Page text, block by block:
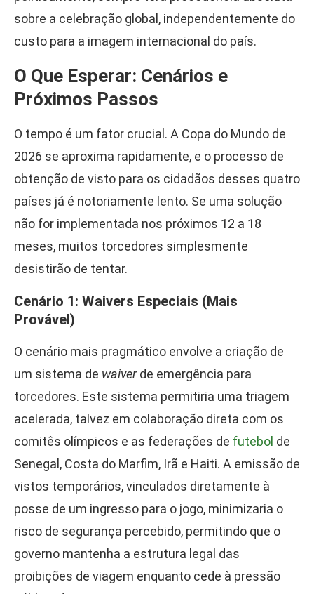
sobre a celebração global, independentemente do
custo para a imagem internacional do país.
O Que Esperar: Cenários e
Próximos Passos
O tempo é um fator crucial. A Copa do Mundo de
2026 se aproxima rapidamente, e o processo de
obtenção de visto para os cidadãos desses quatro
países já é notoriamente lento. Se uma solução
não for implementada nos próximos 12 a 18
meses, muitos torcedores simplesmente
desistirão de tentar.
Cenário 1: Waivers Especiais (Mais
Provável)
O cenário mais pragmático envolve a criação de
um sistema de waiverde emergência para
torcedores. Este sistema permitiria uma triagem
acelerada, talvez em colaboração direta com os
comitês olímpicos e as federações de futebol de
Senegal, Costa do Marfim, Irã e Haiti. A emissão de
vistos temporários, vinculados diretamente à
posse de um ingresso para o jogo, minimizaria o
risco de segurança percebido, permitindo que o
governo mantenha a estrutura legal das
proibições de viagem enquanto cede à pressão